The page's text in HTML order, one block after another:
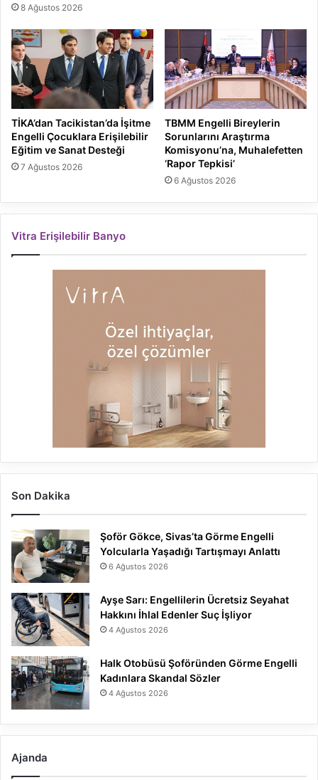
8 Ağustos 2026
TİKA’dan Tacikistan’da İşitme
Engelli Çocuklara Erişilebilir
Eğitim ve Sanat Desteği
7 Ağustos 2026
TBMM Engelli Bireylerin
Sorunlarını Araştırma
Komisyonu’na, Muhalefetten
‘Rapor Tepkisi’
6 Ağustos 2026
Vitra Erişilebilir Banyo
Son Dakika
Şoför Gökce, Sivas’ta Görme Engelli
Yolcularla Yaşadığı Tartışmayı Anlattı
6 Ağustos 2026
Ayşe Sarı: Engellilerin Ücretsiz Seyahat
Hakkını İhlal Edenler Suç İşliyor
4 Ağustos 2026
Halk Otobüsü Şoföründen Görme Engelli
Kadınlara Skandal Sözler
4 Ağustos 2026
Ajanda